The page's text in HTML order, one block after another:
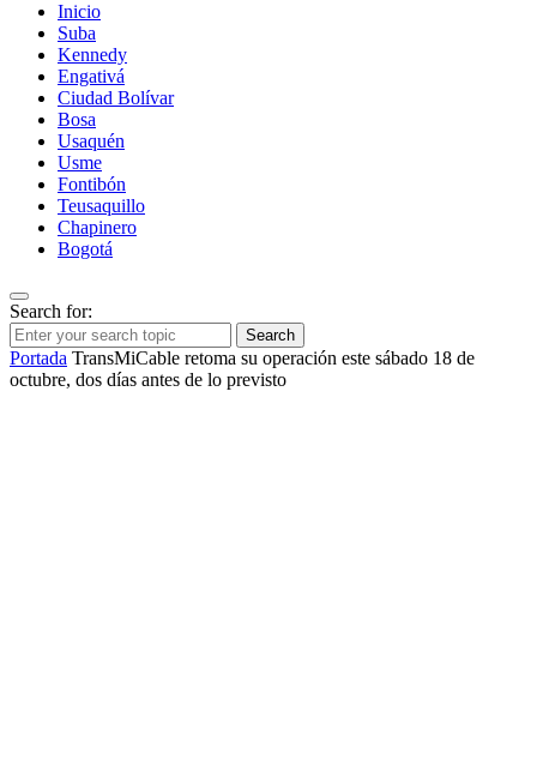
Inicio
Suba
Kennedy
Engativá
Ciudad Bolívar
Bosa
Usaquén
Usme
Fontibón
Teusaquillo
Chapinero
Bogotá
Search for:
Search
Portada TransMiCable retoma su operación este sábado 18 de
octubre, dos días antes de lo previsto